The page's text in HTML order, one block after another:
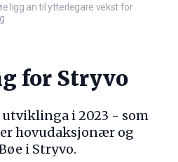
ligg an til ytterlegare vekst for
for Stryvo
i 2023 - som
hovudaksjonær og
i Stryvo.